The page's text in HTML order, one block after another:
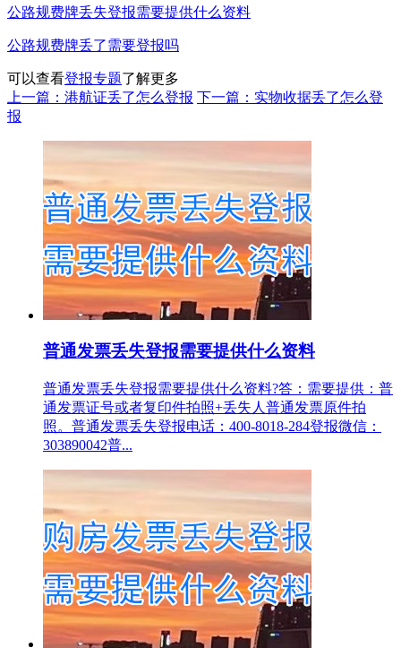
公路规费牌丢失登报需要提供什么资料
公路规费牌丢了需要登报吗
可以查看登报专题了解更多
上一篇：港航证丢了怎么登报 下一篇：实物收据丢了怎么登
报
普通发票丢失登报需要提供什么资料
普通发票丢失登报需要提供什么资料?答：需要提供：普
通发票证号或者复印件拍照+丢失人普通发票原件拍
照。普通发票丢失登报电话：400-8018-284登报微信：
303890042普...